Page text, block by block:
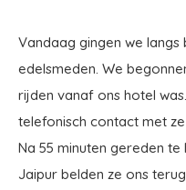
Vandaag gingen we
edelsmeden. We
rijden vanaf ons hotel
telefonisch contact met
Na 55 minuten gereden
Jaipur belden ze ons